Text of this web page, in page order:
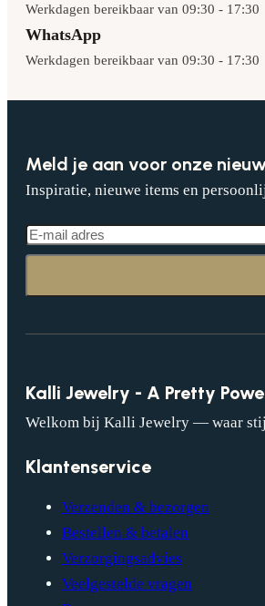
Werkdagen bereikbaar van 09:30 - 17:30
WhatsApp
Werkdagen bereikbaar van 09:30 - 17:30
Meld je aan voor onze
Inspiratie, nieuwe items en
Kalli Jewelry - A Pretty
Welkom bij Kalli Jewelry — waar
Klantenservice
Verzenden & bezorgen
Bestellen & betalen
Verzorgingsadvies
Veelgestelde vragen